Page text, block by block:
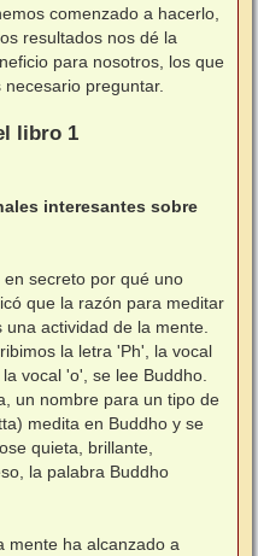
comenzado a hacerlo,
resultados nos dé la
para nosotros, los que
preguntar.
libro 1
interesantes sobre
secreto por qué uno
que la razón para meditar
actividad de la mente.
la letra 'Ph', la vocal
vocal 'o', se lee Buddho.
un nombre para un tipo de
medita en Buddho y se
quieta, brillante,
la palabra Buddho
mente ha alcanzado a